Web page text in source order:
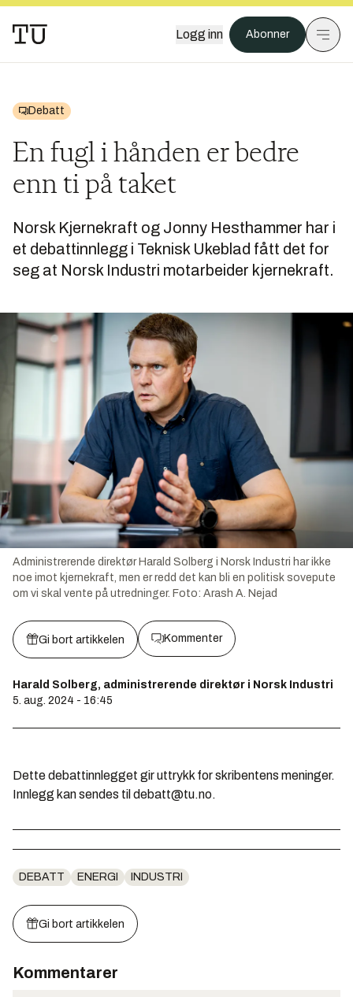
Logg inn Abonner
Debatt
En fugl i hånden er bedre
enn ti på taket
Norsk Kjernekraft og Jonny Hesthammer har i
et debattinnlegg i Teknisk Ukeblad fått det for
seg at Norsk Industri motarbeider kjernekraft.
Administrerende direktør Harald Solberg i Norsk Industri har ikke
noe imot kjernekraft, men er redd det kan bli en politisk sovepute
om vi skal vente på utredninger. Foto: Arash A. Nejad
Gi bort artikkelen Kommenter
Harald Solberg, administrerende direktør i Norsk Industri
5. aug. 2024 - 16:45
Dette debattinnlegget gir uttrykk for skribentens meninger.
Innlegg kan sendes til debatt@tu.no.
DEBATT ENERGI INDUSTRI
Gi bort artikkelen
Kommentarer